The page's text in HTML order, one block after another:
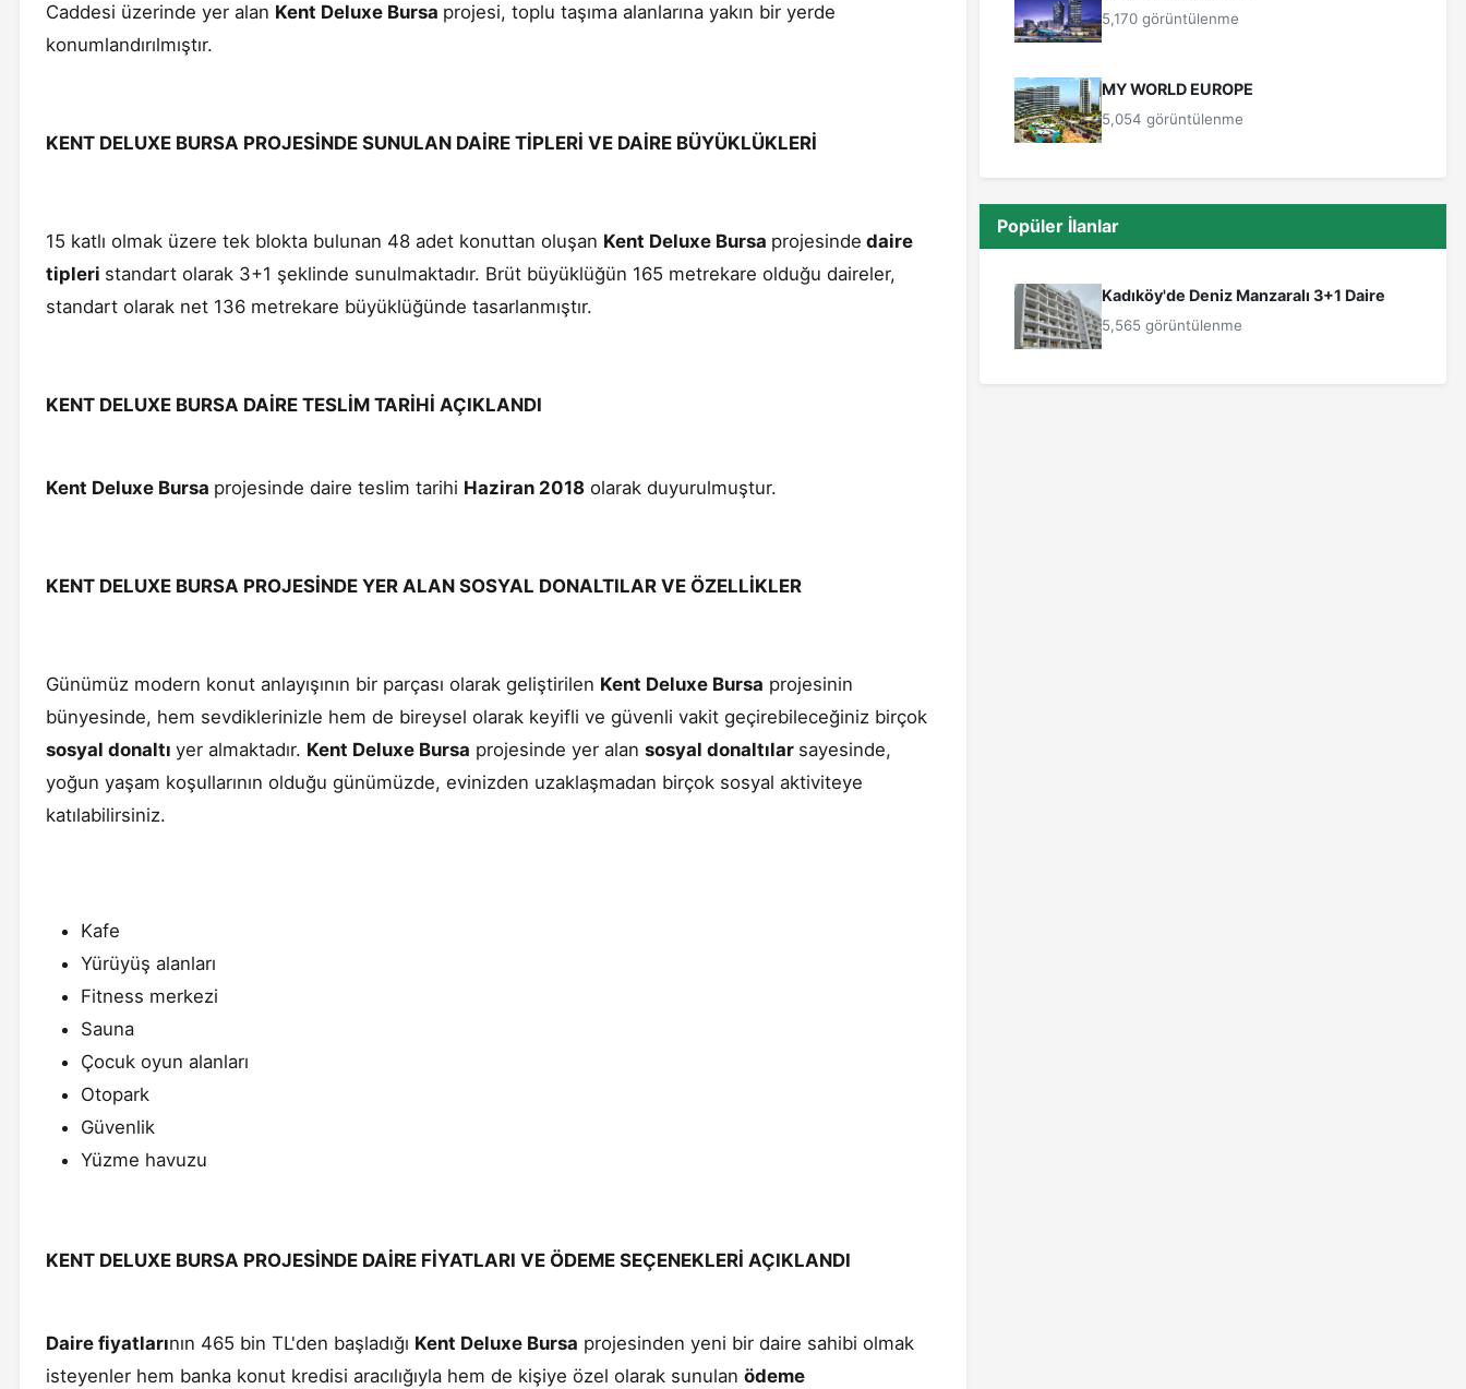
Caddesi üzerinde yer alan Kent Deluxe Bursa projesi, toplu taşıma alanlarına yakın bir yerde
konumlandırılmıştır.
KENT DELUXE BURSA PROJESİNDE SUNULAN DAİRE TİPLERİ VE DAİRE BÜYÜKLÜKLERİ
15 katlı olmak üzere tek blokta bulunan 48 adet konuttan oluşan Kent Deluxe Bursa projesinde daire
tipleri standart olarak 3+1 şeklinde sunulmaktadır. Brüt büyüklüğün 165 metrekare olduğu daireler,
standart olarak net 136 metrekare büyüklüğünde tasarlanmıştır.
KENT DELUXE BURSA DAİRE TESLİM TARİHİ AÇIKLANDI
Kent Deluxe Bursa projesinde daire teslim tarihi Haziran 2018 olarak duyurulmuştur.
KENT DELUXE BURSA PROJESİNDE YER ALAN SOSYAL DONALTILAR VE ÖZELLİKLER
Günümüz modern konut anlayışının bir parçası olarak geliştirilen Kent Deluxe Bursa projesinin
bünyesinde, hem sevdiklerinizle hem de bireysel olarak keyifli ve güvenli vakit geçirebileceğiniz birçok
sosyal donaltı yer almaktadır. Kent Deluxe Bursa projesinde yer alan sosyal donaltılar sayesinde,
yoğun yaşam koşullarının olduğu günümüzde, evinizden uzaklaşmadan birçok sosyal aktiviteye
katılabilirsiniz.
Kafe
Yürüyüş alanları
Fitness merkezi
Sauna
Çocuk oyun alanları
Otopark
Güvenlik
Yüzme havuzu
KENT DELUXE BURSA PROJESİNDE DAİRE FİYATLARI VE ÖDEME SEÇENEKLERİ AÇIKLANDI
Daire fiyatlarının 465 bin TL'den başladığı Kent Deluxe Bursa projesinden yeni bir daire sahibi olmak
isteyenler hem banka konut kredisi aracılığıyla hem de kişiye özel olarak sunulan ödeme
5,170 görüntülenme
MY WORLD EUROPE
5,054 görüntülenme
Popüler İlanlar
Kadıköy'de Deniz Manzaralı 3+1 Daire
5,565 görüntülenme